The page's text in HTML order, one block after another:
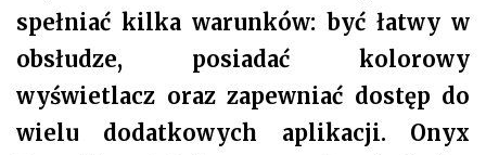
spełniać kilka warunków: być łatwy w
obsłudze, posiadać kolorowy
wyświetlacz oraz zapewniać dostęp do
wielu dodatkowych aplikacji. Onyx